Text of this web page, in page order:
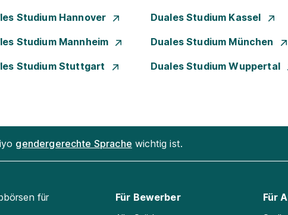
Studium Hannover Duales Studium Kassel
Studium Mannheim Duales Studium München
Studium Stuttgart Duales Studium Wuppertal
gendergerechte Sprache wichtig ist.
für
Für Bewerber
Für